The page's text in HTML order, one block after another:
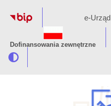
e-Urząd
Dofinansowania zewnętrzne